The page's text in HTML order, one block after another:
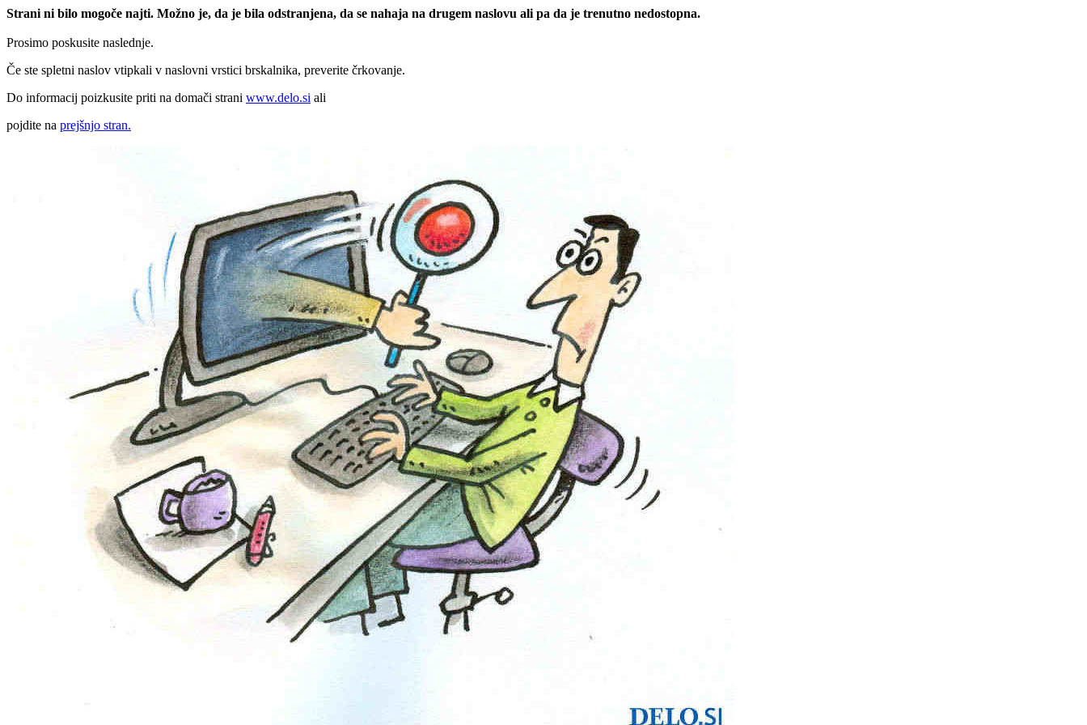
Strani ni bilo mogoče najti. Možno je, da je bila odstranjena, da se nahaja na drugem naslovu ali pa da je trenutno nedostopna.
Prosimo poskusite naslednje.
Če ste spletni naslov vtipkali v naslovni vrstici brskalnika, preverite črkovanje.
Do informacij poizkusite priti na domači strani www.delo.si ali
pojdite na prejšnjo stran.